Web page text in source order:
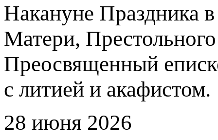
Накануне Праздника
Матери,
Преосвященный
с литией и акафистом.
28 июня 2026